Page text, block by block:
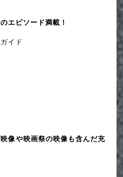
エピソード満載！
イド
像や映画祭の映像も含んだ充